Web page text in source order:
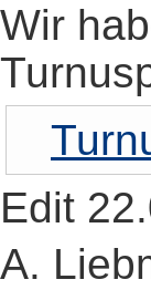
Wir
Edit
A.